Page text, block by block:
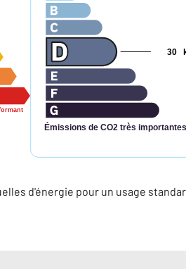
Émissions de CO2 très importantes
30
d'énergie pour un usage